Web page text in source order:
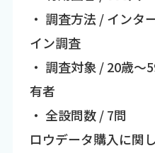
・ 調査方法 / インタ
イン調査
・ 調査対象 / 20歳
有者
・ 全設問数 / 7問
ロウデータ購入に関